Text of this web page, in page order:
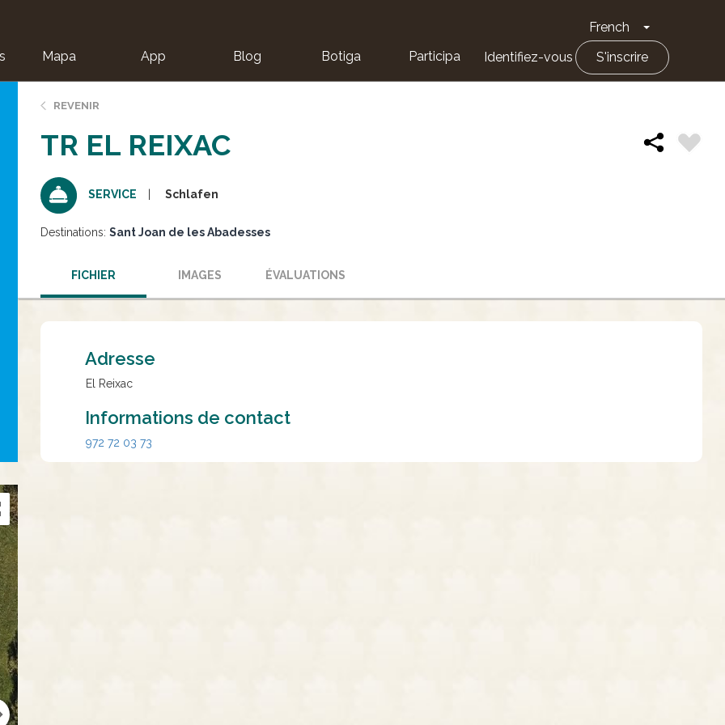
French Toggle
Mapa App Blog Botiga Participa Identifiez-vous S'inscrire
REVENIR
TR EL REIXAC
SERVICE Schlafen
Destinations: Sant Joan de les Abadesses
FICHIER IMAGES ÉVALUATIONS
Adresse
El Reixac
Informations de contact
972 72 03 73